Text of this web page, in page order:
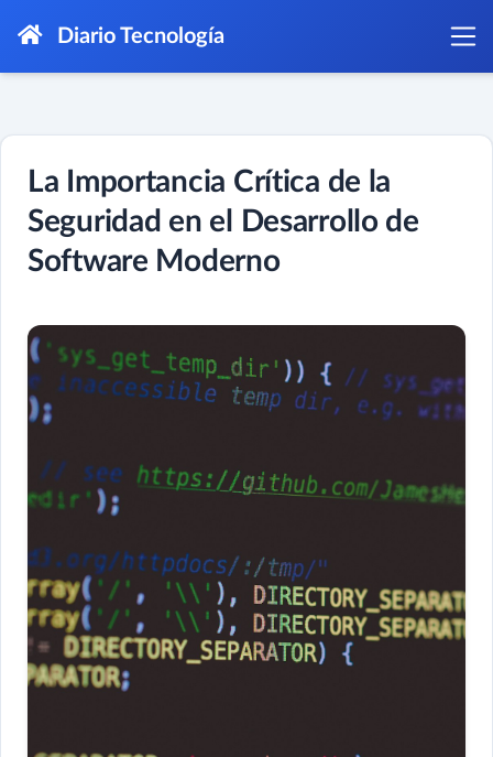
Diario Tecnología
La Importancia Crítica de la
Seguridad en el Desarrollo de
Software Moderno